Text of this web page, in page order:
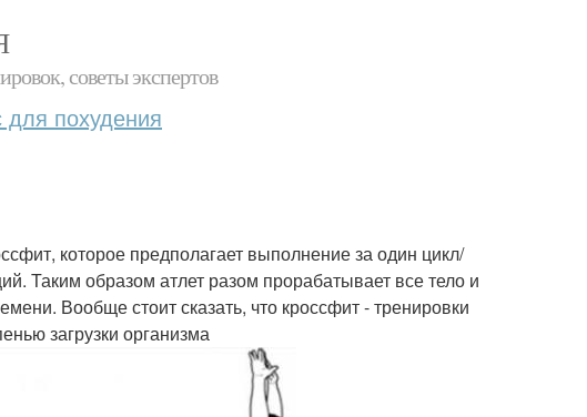
советы экспертов
для похудения
которое предполагает выполнение за один цикл/
Таким образом атлет разом прорабатывает все тело и
Вообще стоит сказать, что кроссфит - тренировки
загрузки организма